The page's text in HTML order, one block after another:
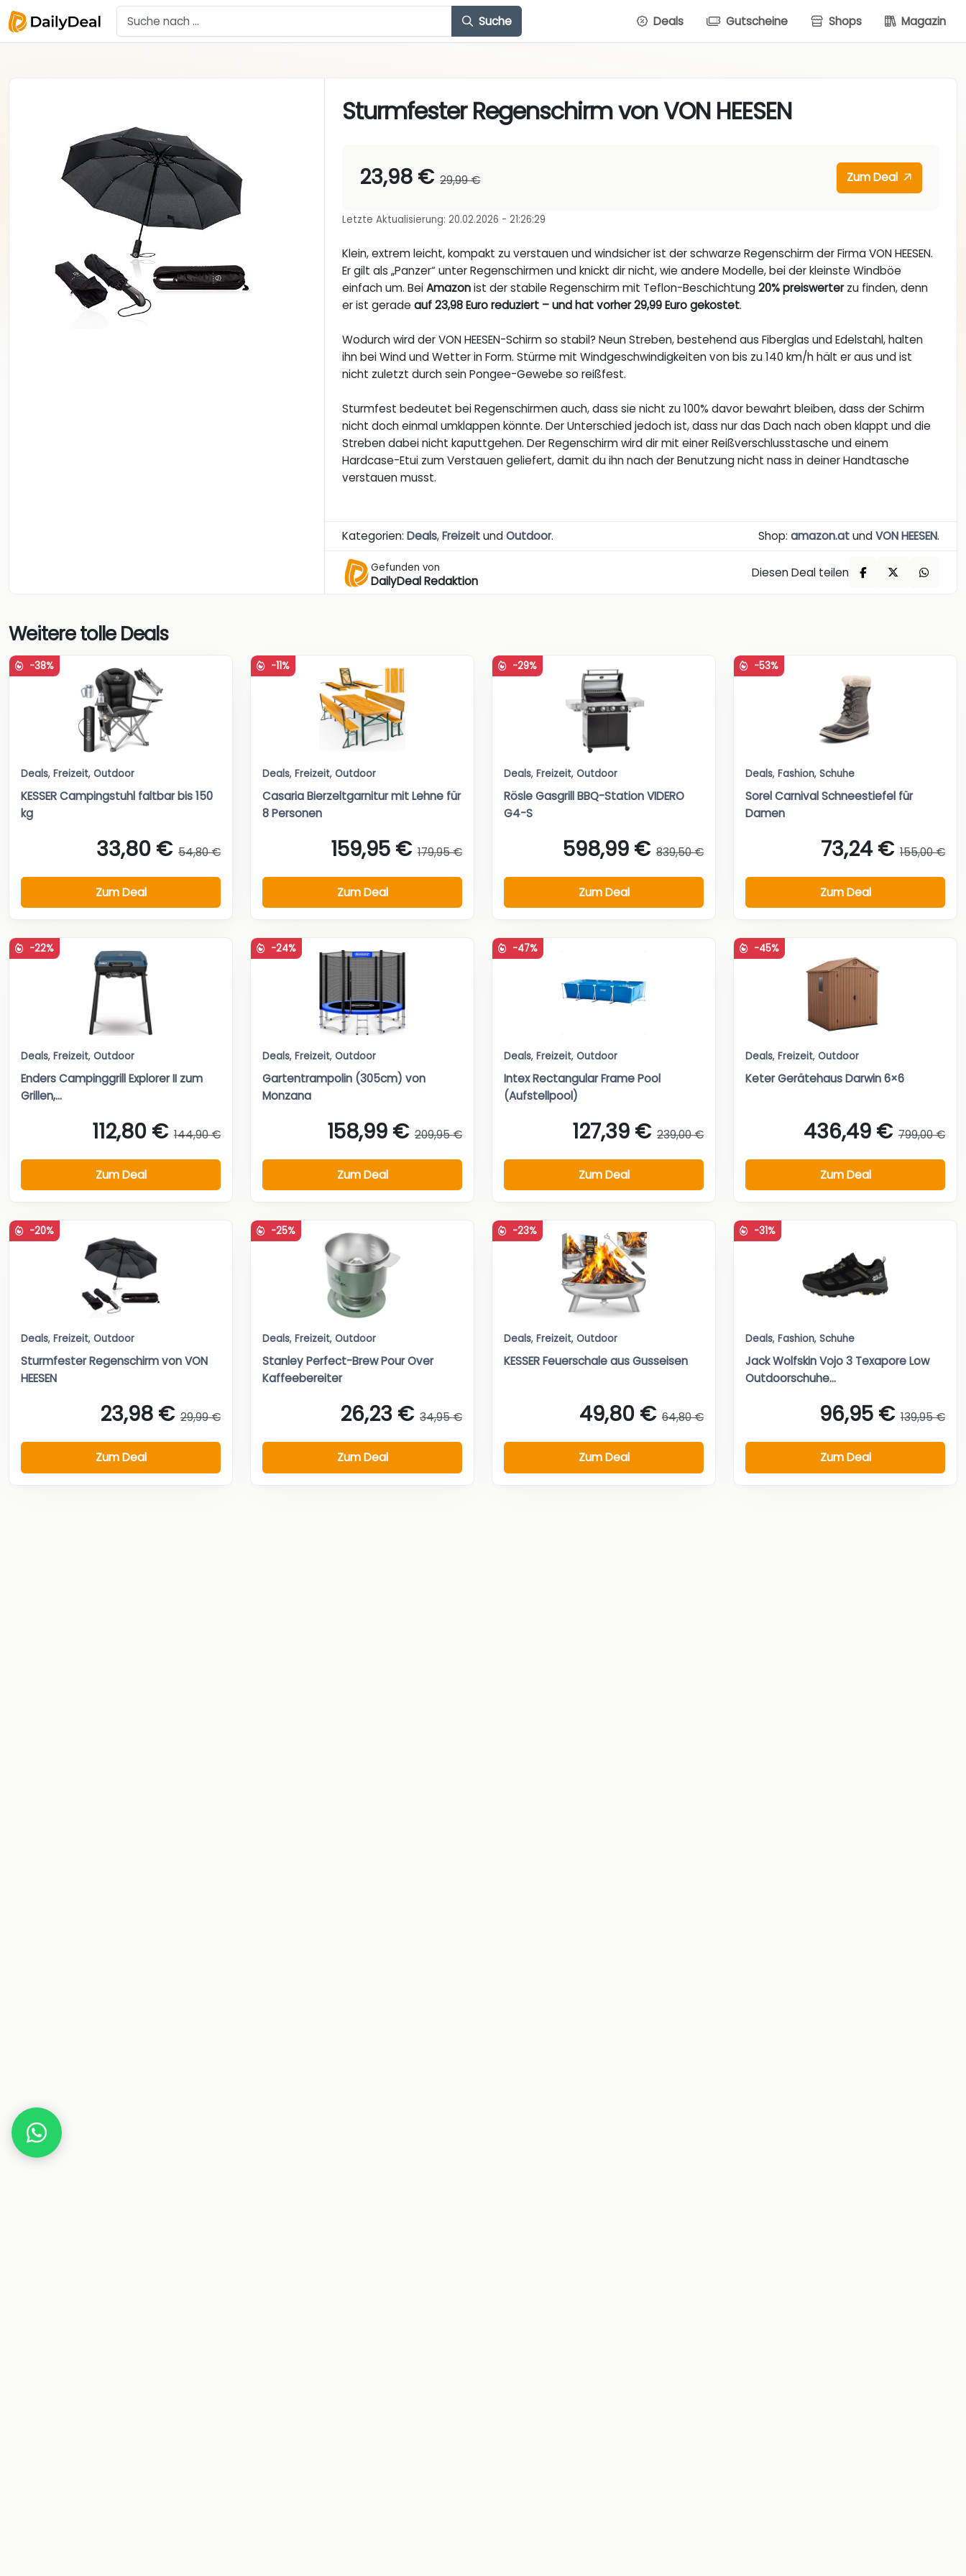
Suche Deals Gutscheine Shops Magazin
Sturmfester Regenschirm von VON HEESEN
23,98 € 29,99 € Zum Deal
Letzte Aktualisierung: 20.02.2026 - 21:26:29
Klein, extrem leicht, kompakt zu verstauen und windsicher ist der schwarze Regenschirm der Firma VON HEESEN.
Er gilt als „Panzer“ unter Regenschirmen und knickt dir nicht, wie andere Modelle, bei der kleinste Windböe
einfach um. BeiAmazonist der stabile Regenschirm mit Teflon-Beschichtung20% preiswerterzu finden, denn
er ist geradeauf 23,98 Euro reduziert – und hat vorher 29,99 Euro gekostet.
Wodurch wird der VON HEESEN-Schirm so stabil? Neun Streben, bestehend aus Fiberglas und Edelstahl, halten
ihn bei Wind und Wetter in Form. Stürme mit Windgeschwindigkeiten von bis zu 140 km/h hält er aus und ist
nicht zuletzt durch sein Pongee-Gewebe so reißfest.
Sturmfest bedeutet bei Regenschirmen auch, dass sie nicht zu 100% davor bewahrt bleiben, dass der Schirm
nicht doch einmal umklappen könnte. Der Unterschied jedoch ist, dass nur das Dach nach oben klappt und die
Streben dabei nicht kaputtgehen. Der Regenschirm wird dir mit einer Reißverschlusstasche und einem
Hardcase-Etui zum Verstauen geliefert, damit du ihn nach der Benutzung nicht nass in deiner Handtasche
verstauen musst.
Kategorien:Deals,FreizeitundOutdoor. Shop: amazon.atundVON HEESEN.
Gefunden von
DailyDeal Redaktion
Diesen Deal teilen
Weitere tolle Deals
-38%
Deals, Freizeit, Outdoor
KESSER Campingstuhl faltbar bis 150
kg
33,80 € 54,80 €
Zum Deal
-11%
Deals, Freizeit, Outdoor
Casaria Bierzeltgarnitur mit Lehne für
8 Personen
159,95 € 179,95 €
Zum Deal
-29%
Deals, Freizeit, Outdoor
Rösle Gasgrill BBQ-Station VIDERO
G4-S
598,99 € 839,50 €
Zum Deal
-53%
Deals, Fashion, Schuhe
Sorel Carnival Schneestiefel für
Damen
73,24 € 155,00 €
Zum Deal
-22%
Deals, Freizeit, Outdoor
Enders Campinggrill Explorer II zum
Grillen,...
112,80 € 144,90 €
Zum Deal
-24%
Deals, Freizeit, Outdoor
Gartentrampolin (305cm) von
Monzana
158,99 € 209,95 €
Zum Deal
-47%
Deals, Freizeit, Outdoor
Intex Rectangular Frame Pool
(Aufstellpool)
127,39 € 239,00 €
Zum Deal
-45%
Deals, Freizeit, Outdoor
Keter Gerätehaus Darwin 6×6
436,49 € 799,00 €
Zum Deal
-20%
Deals, Freizeit, Outdoor
Sturmfester Regenschirm von VON
HEESEN
23,98 € 29,99 €
Zum Deal
-25%
Deals, Freizeit, Outdoor
Stanley Perfect-Brew Pour Over
Kaffeebereiter
26,23 € 34,95 €
Zum Deal
-23%
Deals, Freizeit, Outdoor
KESSER Feuerschale aus Gusseisen
49,80 € 64,80 €
Zum Deal
-31%
Deals, Fashion, Schuhe
Jack Wolfskin Vojo 3 Texapore Low
Outdoorschuhe...
96,95 € 139,95 €
Zum Deal